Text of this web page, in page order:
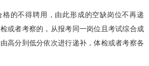
不得聘用，由此形成的空缺岗位不再递
或者考察的，从报考同一岗位且考试综合成
高分到低分依次进行递补，体检或者考察各